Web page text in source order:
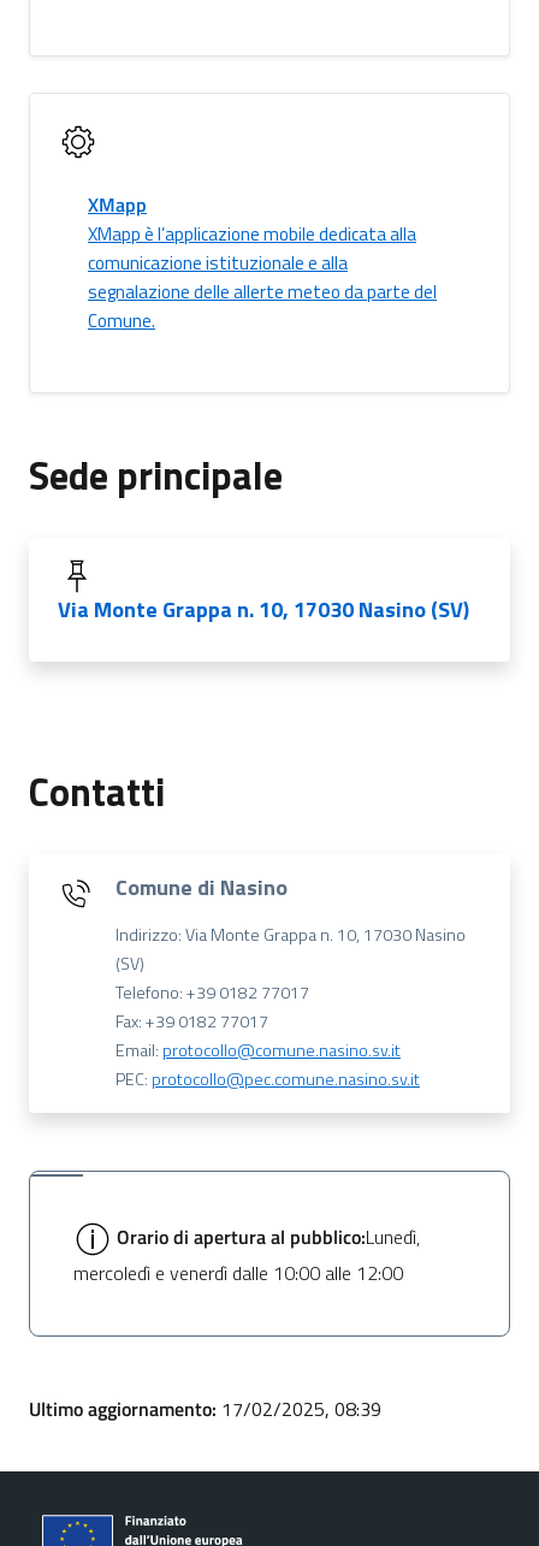
XMapp
XMapp è l’applicazione mobile dedicata alla
comunicazione istituzionale e alla
segnalazione delle allerte meteo da parte del
Comune.
Sede principale
Via Monte Grappa n. 10, 17030 Nasino (SV)
Contatti
Comune di Nasino
Indirizzo: Via Monte Grappa n. 10, 17030 Nasino
(SV)
Telefono: +39 0182 77017
Fax: +39 0182 77017
Email: protocollo@comune.nasino.sv.it
PEC: protocollo@pec.comune.nasino.sv.it
Orario di apertura al pubblico:Lunedì,
mercoledì e venerdì dalle 10:00 alle 12:00
Ultimo aggiornamento: 17/02/2025, 08:39